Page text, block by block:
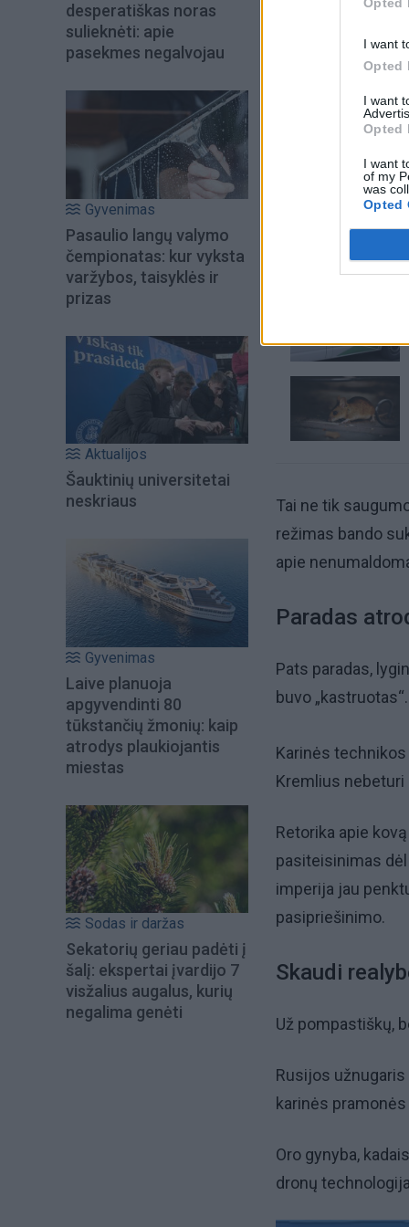
I want
Opted
I want
Opted
I want
of my
was
Opted
desperatiškas noras
sulieknėti: apie
pasekmes negalvojau
Gyvenimas
Pasaulio langų valymo
čempionatas: kur vyksta
varžybos, taisyklės ir
prizas
Aktualijos
Šauktinių universitetai
neskriaus
Gyvenimas
Laive planuoja
apgyvendinti 80
tūkstančių žmonių: kaip
atrodys plaukiojantis
miestas
Sodas ir daržas
Sekatorių geriau padėti į
šalį: ekspertai įvardijo 7
visžalius augalus, kurių
negalima genėti
Šiuo metu
Tai ne tik
režimas bando
apie
Paradas
Pats paradas,
buvo „kastruotas“.
Karinės
Kremlius nebeturi
Retorika apie
pasiteisinimas
imperija jau
pasipriešinimo.
Skaudi
Už pompastiškų,
Rusijos
karinės
Oro gynyba,
dronų